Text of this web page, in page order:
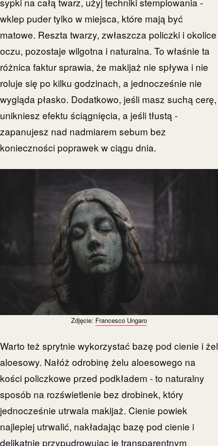
wklep puder tylko w miejsca, które mają być
matowe. Reszta twarzy, zwłaszcza policzki i okolice
oczu, pozostaje wilgotna i naturalna. To właśnie ta
różnica faktur sprawia, że makijaż nie spływa i nie
roluje się po kilku godzinach, a jednocześnie nie
wygląda płasko. Dodatkowo, jeśli masz suchą cerę,
unikniesz efektu ściągnięcia, a jeśli tłustą -
zapanujesz nad nadmiarem sebum bez
konieczności poprawek w ciągu dnia.
Zdjęcie: Francesco Ungaro
Warto też sprytnie wykorzystać bazę pod cienie i żel
aloesowy. Nałóż odrobinę żelu aloesowego na
kości policzkowe przed podkładem - to naturalny
sposób na rozświetlenie bez drobinek, który
jednocześnie utrwala makijaż. Cienie powiek
najlepiej utrwalić, nakładając bazę pod cienie i
delikatnie przypudrowując je transparentnym